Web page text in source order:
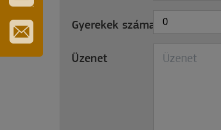
ÉS
TURISZTIKAI
KÁRTYA
IRATKOZZON
Gyerekek száma *0
Üzenet